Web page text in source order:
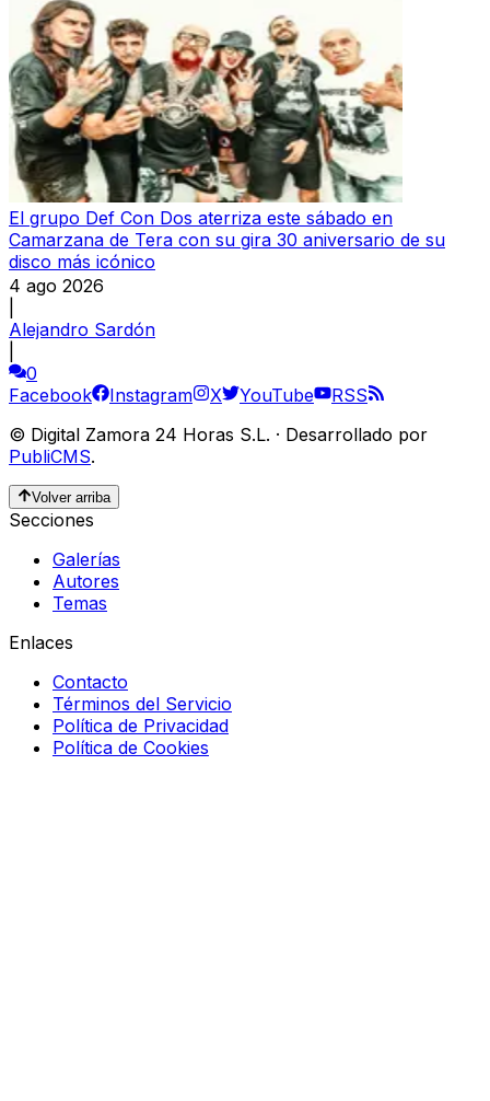
El grupo Def Con Dos aterriza este sábado en
Camarzana de Tera con su gira 30 aniversario de su
disco más icónico
4 ago 2026
Alejandro Sardón
0
Facebook
Instagram X YouTube
RSS
© Digital Zamora 24 Horas S.L. · Desarrollado por
PubliCMS.
Volver arriba
Secciones
Galerías
Autores
Temas
Enlaces
Contacto
Términos del Servicio
Política de Privacidad
Política de Cookies